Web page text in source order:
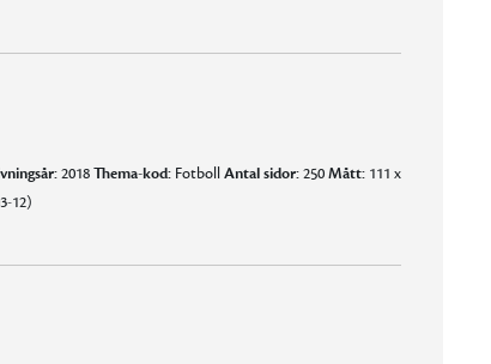
2018Thema-kod:Fotboll Antal sidor:250Mått:111 x
12)